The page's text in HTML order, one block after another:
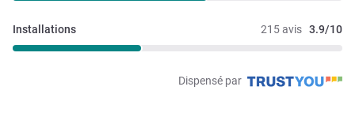
215 avis 3.9/10
Installations
Dispensé par